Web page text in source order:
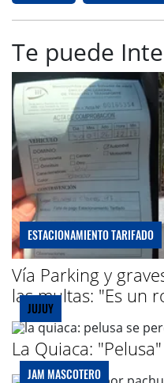
Te puede
ESTACIONAMIENTO TARIFADO
Vía Parking y
las multas: "Es un
JUJUY
La Quiaca:
JAM MASCOTERO